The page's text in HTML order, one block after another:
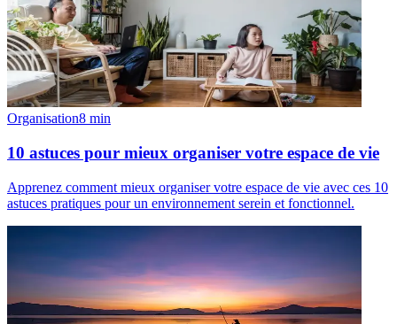
Organisation8 min
10 astuces pour mieux organiser votre espace de vie
Apprenez comment mieux organiser votre espace de vie avec ces 10
astuces pratiques pour un environnement serein et fonctionnel.